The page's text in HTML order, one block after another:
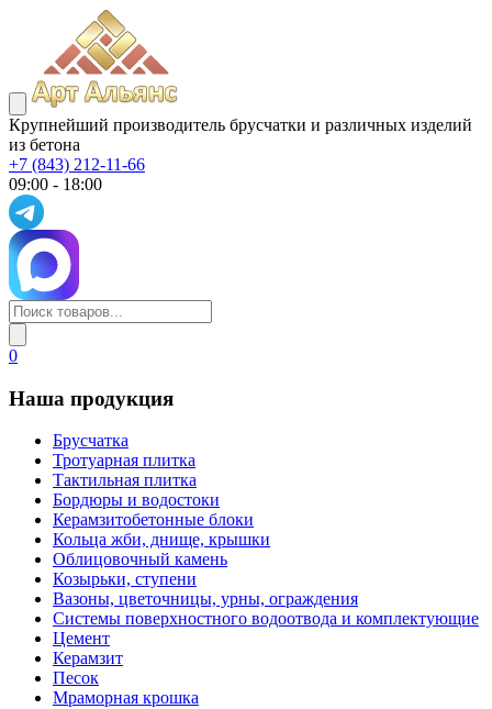
Крупнейший производитель брусчатки и различных изделий
из бетона
+7 (843) 212-11-66
09:00 - 18:00
0
Наша продукция
Брусчатка
Тротуарная плитка
Тактильная плитка
Бордюры и водостоки
Керамзитобетонные блоки
Кольца жби, днище, крышки
Облицовочный камень
Козырьки, ступени
Вазоны, цветочницы, урны, ограждения
Системы поверхностного водоотвода и комплектующие
Цемент
Керамзит
Песок
Мраморная крошка